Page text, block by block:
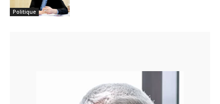
Politique